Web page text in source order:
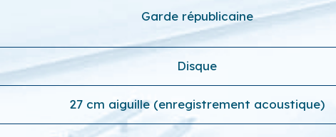
Garde républicaine
Disque
27 cm aiguille (enregistrement acoustique)